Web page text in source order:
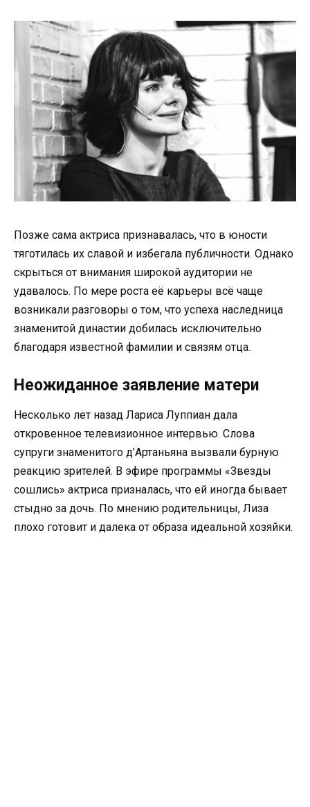
Позже сама актриса признавалась, что в юности
тяготилась их славой и избегала публичности. Однако
скрыться от внимания широкой аудитории не
удавалось. По мере роста её карьеры всё чаще
возникали разговоры о том, что успеха наследница
знаменитой династии добилась исключительно
благодаря известной фамилии и связям отца.
Неожиданное заявление матери
Несколько лет назад Лариса Луппиан дала
откровенное телевизионное интервью. Слова
супруги знаменитого д’Артаньяна вызвали бурную
реакцию зрителей. В эфире программы «Звезды
сошлись» актриса призналась, что ей иногда бывает
стыдно за дочь. По мнению родительницы, Лиза
плохо готовит и далека от образа идеальной хозяйки.